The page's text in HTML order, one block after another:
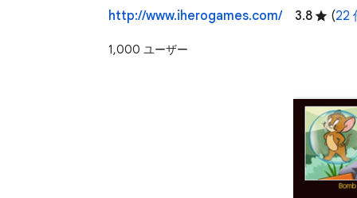
http://www.iherogames.com/ 3.8 (22
1,000 ユーザー